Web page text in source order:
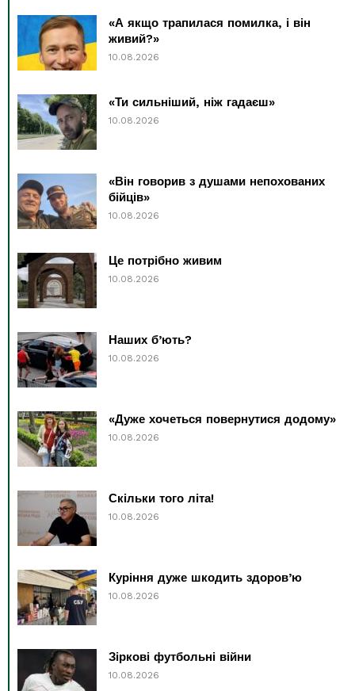
«А якщо трапилася помилка, і він
живий?»
10.08.2026
«Ти сильніший, ніж гадаєш»
10.08.2026
«Він говорив з душами непохованих
бійців»
10.08.2026
Це потрібно живим
10.08.2026
Наших б’ють?
10.08.2026
«Дуже хочеться повернутися додому»
10.08.2026
Скільки того літа!
10.08.2026
Куріння дуже шкодить здоров’ю
10.08.2026
Зіркові футбольні війни
10.08.2026